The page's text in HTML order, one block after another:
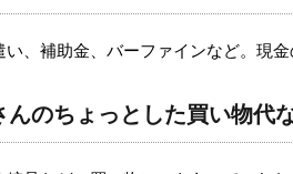
、補助金、バーファインなど。現金
んのちょっとした買い物代